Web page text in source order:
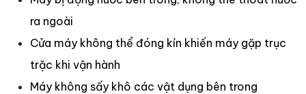
ra ngoài
Cửa máy không thể đóng kín khiến máy gặp trục
trặc khi vận hành
Máy không sấy khô các vật dụng bên trong